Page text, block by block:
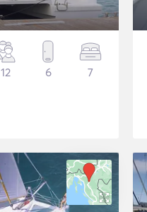
12 6 7